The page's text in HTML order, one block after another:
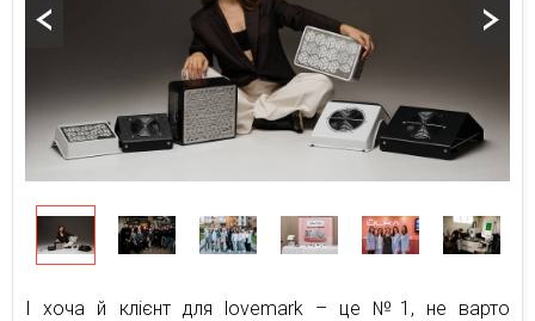
І хоча й клієнт для lovemark – це №1, не варто